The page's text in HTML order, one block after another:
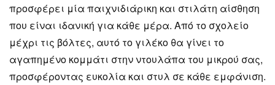
προσφέρει μία παιχνιδιάρικη και στιλάτη αίσθηση
που είναι ιδανική για κάθε μέρα. Από το σχολείο
μέχρι τις βόλτες, αυτό το γιλέκο θα γίνει το
αγαπημένο κομμάτι στην ντουλάπα του μικρού σας,
προσφέροντας ευκολία και στυλ σε κάθε εμφάνιση.